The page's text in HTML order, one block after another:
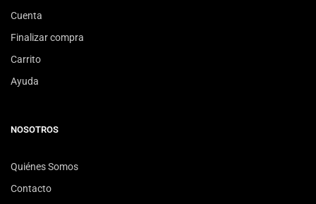
Cuenta
Finalizar compra
Carrito
Ayuda
NOSOTROS
Quiénes Somos
Contacto